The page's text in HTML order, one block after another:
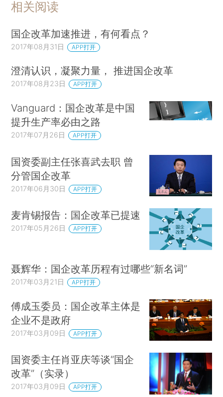
相关阅读
国企改革加速推进，有何看点？
2017年08月31日 APP打开
澄清认识，凝聚力量， 推进国企改革
2017年08月23日 APP打开
Vanguard：国企改革是中国
提升生产率必由之路
2017年07月26日 APP打开
国资委副主任张喜武去职 曾
分管国企改革
2017年06月30日 APP打开
麦肯锡报告：国企改革已提速
2017年05月26日 APP打开
聂辉华：国企改革历程有过哪些“新名词”
2017年03月21日 APP打开
傅成玉委员：国企改革主体是
企业不是政府
2017年03月09日 APP打开
国资委主任肖亚庆等谈“国企
改革”（实录）
2017年03月09日 APP打开